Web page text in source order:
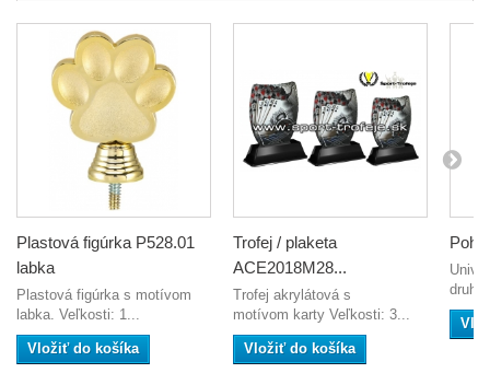
Plastová figúrka P528.01
labka
Plastová figúrka s motívom
labka. Veľkosti: 1...
Vložiť do košíka
Trofej / plaketa
ACE2018M28...
Trofej akrylátová s
motívom karty Veľkosti: 3...
Vložiť do košíka
druhy